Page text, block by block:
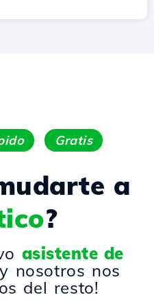
Gratis
a
?
asistente de
y nosotros nos
del resto!